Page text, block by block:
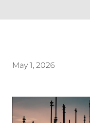
May 1, 2026